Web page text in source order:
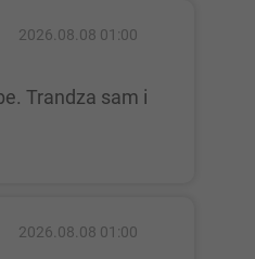
2026.08.08 01:00
2026.08.08 01:00